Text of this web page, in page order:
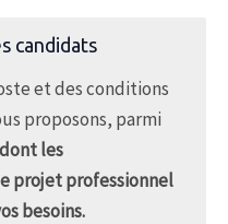
candidats
et des conditions
proposons, parmi
les
projet professionnel
besoins.